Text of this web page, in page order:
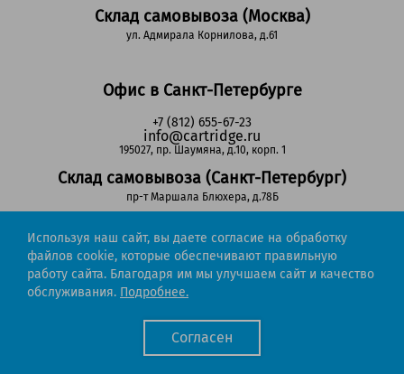
Склад самовывоза (Москва)
ул. Адмирала Корнилова, д.61
Офис в Санкт-Петербурге
+7 (812) 655-67-23
info@cartridge.ru
195027, пр. Шаумяна, д.10, корп. 1
Склад самовывоза (Санкт-Петербург)
пр-т Маршала Блюхера, д.78Б
Регионы РФ
8-800-302-51-53
(звонок бесплатный)
Cartridge.ru 2012-2026. Все права защищены
Используя наш сайт, вы даете согласие на обработку
файлов cookie, которые обеспечивают правильную
работу сайта. Благодаря им мы улучшаем сайт и качество
обслуживания. Подробнее.
Согласен